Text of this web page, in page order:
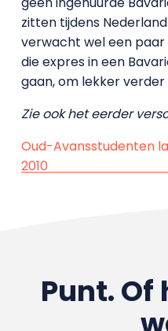
zitten tijdens
verwacht wel een
die expres in een
gaan, om lekker verder
Zie ook het eerder
Oud-Avansstudenten
2010
Punt. Of